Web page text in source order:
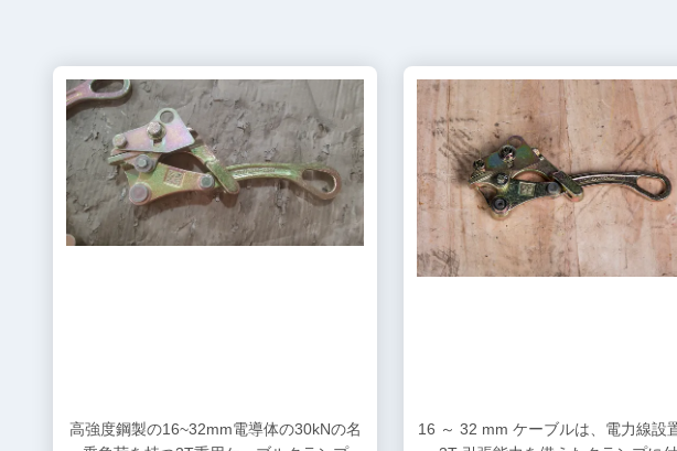
高強度鋼製の16~32mm電導体の30kNの名
16 ～ 32 mm ケーブルは、電力線設